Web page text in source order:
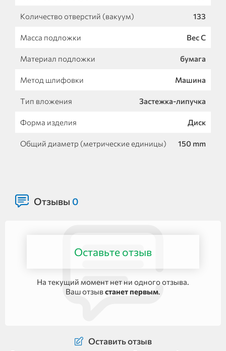
Количество отверстий (вакуум) 133
Масса подложки Вес С
Материал подложки бумага
Метод шлифовки Машина
Тип вложения Застежка-липучка
Форма изделия Диск
Общий диаметр (метрические единицы) 150 mm
Отзывы 0
Оставьте отзыв
На текущий момент нет ни одного отзыва.
Ваш отзывстанет первым.
Оставить отзыв